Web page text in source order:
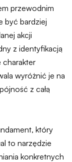
przewodnim
być bardziej
akcji
z identyfikacją
charakter
wyróżnić je na
z całą
który
to narzędzie
konkretnych